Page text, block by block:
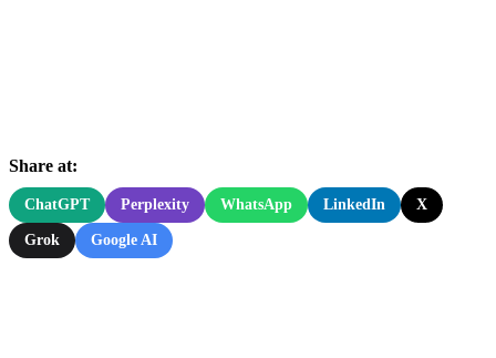
Share at:
ChatGPT Perplexity WhatsApp LinkedIn X
Grok Google AI